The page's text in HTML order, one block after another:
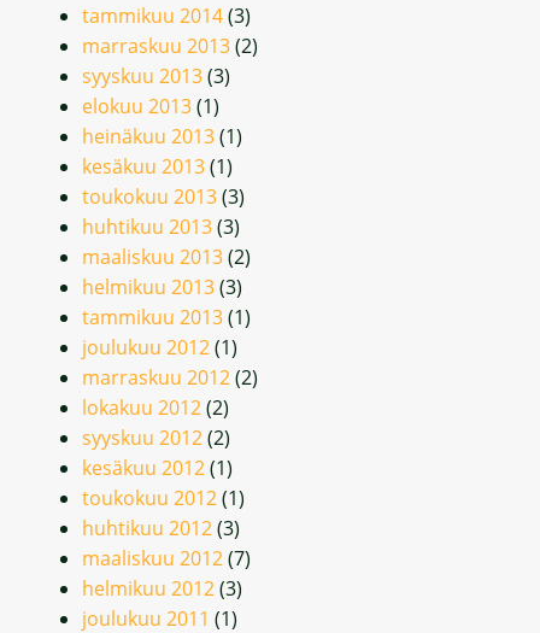
tammikuu 2014(3)
marraskuu 2013(2)
syyskuu 2013(3)
elokuu 2013(1)
heinäkuu 2013(1)
kesäkuu 2013(1)
toukokuu 2013(3)
huhtikuu 2013(3)
maaliskuu 2013(2)
helmikuu 2013(3)
tammikuu 2013(1)
joulukuu 2012(1)
marraskuu 2012(2)
lokakuu 2012(2)
syyskuu 2012(2)
kesäkuu 2012(1)
toukokuu 2012(1)
huhtikuu 2012(3)
maaliskuu 2012(7)
helmikuu 2012(3)
joulukuu 2011 (1)